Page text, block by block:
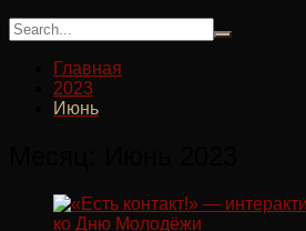
Главная
2023
Июнь